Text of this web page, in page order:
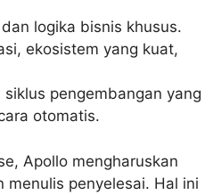
logika bisnis khusus.
ekosistem yang kuat,
pengembangan yang
otomatis.
Apollo mengharuskan
penyelesai. Hal ini